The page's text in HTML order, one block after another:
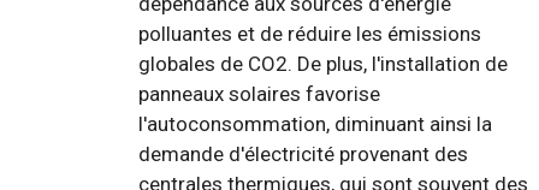
polluantes et de réduire les émissions
globales de CO2. De plus, l'installation de
panneaux solaires favorise
l'autoconsommation, diminuant ainsi la
demande d'électricité provenant des
centrales thermiques, qui sont souvent des